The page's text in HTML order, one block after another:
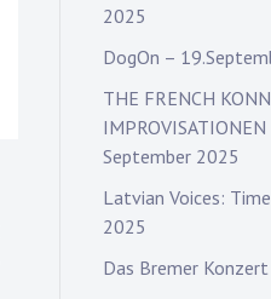
2025
DogOn –
THE FRENCH
September 2025
Latvian Voices:
2025
Das Bremer